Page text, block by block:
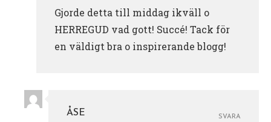
Gjorde detta till middag ikväll o
HERREGUD vad gott! Succé! Tack för
en väldigt bra o inspirerande blogg!
ÅSE
SVARA